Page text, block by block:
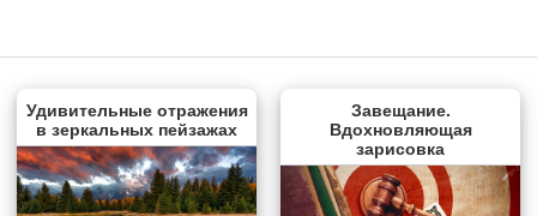
Удивительные отражения
в зеркальных пейзажах
Завещание.
Вдохновляющая
зарисовка